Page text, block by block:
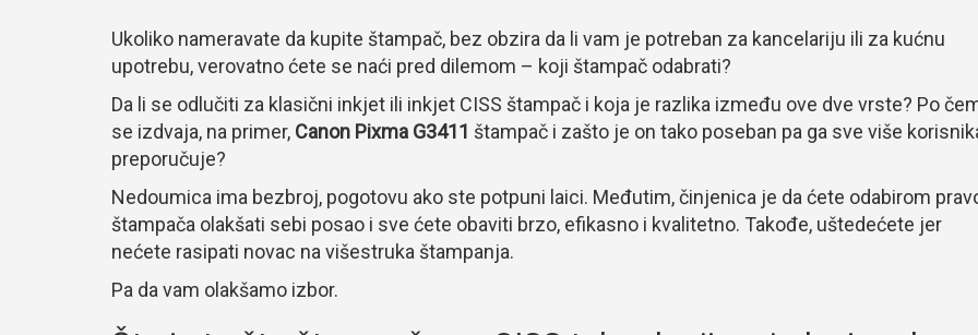
Ukoliko nameravate da kupite štampač, bez obzira da li vam je potreban za kancelariju ili za kućnu
upotrebu, verovatno ćete se naći pred dilemom – koji štampač odabrati?
Da li se odlučiti za klasični inkjet ili inkjet CISS štampač i koja je razlika između ove dve vrste? Po
se izdvaja, na primer, Canon Pixma G3411 štampač i zašto je on tako poseban pa ga sve više
preporučuje?
Nedoumica ima bezbroj, pogotovu ako ste potpuni laici. Međutim, činjenica je da ćete odabirom
štampača olakšati sebi posao i sve ćete obaviti brzo, efikasno i kvalitetno. Takođe, uštedećete jer
nećete rasipati novac na višestruka štampanja.
Pa da vam olakšamo izbor.